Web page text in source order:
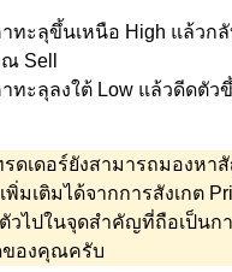
ทะลุขึ้นเหนือ High แล้วก
Sell
าทะลุลงใต้ Low แล้วดีดตั
รดเดอร์ยังสามารถมองห
พิ่มเติมได้จากการสังเกต
ตัวไปในจุดสำคัญที่ถือเป็น
ของคุณครับ